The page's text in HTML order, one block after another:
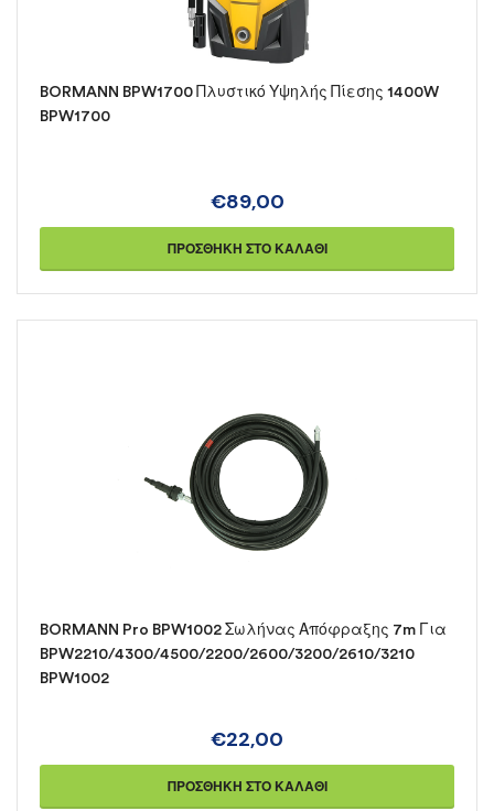
BORMANN BPW1700 Πλυστικό Υψηλής Πίεσης 1400W
BPW1700
€89,00
ΠΡΟΣΘΉΚΗ ΣΤΟ ΚΑΛΆΘΙ
BORMANN Pro BPW1002 Σωλήνας Απόφραξης 7m Για
BPW2210/4300/4500/2200/2600/3200/2610/3210
BPW1002
€22,00
ΠΡΟΣΘΉΚΗ ΣΤΟ ΚΑΛΆΘΙ